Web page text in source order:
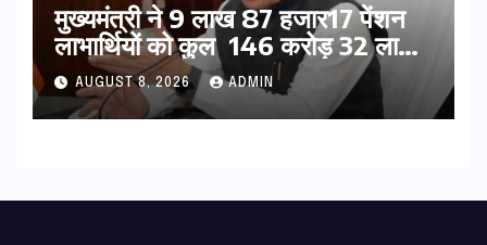
मुख्यमंत्री ने 9 लाख 87 हजार17 पेंशन
लाभार्थियों को कुल 146 करोड़ 32 लाख
की पेंशन राशि का किया भुगतान
AUGUST 8, 2026 ADMIN